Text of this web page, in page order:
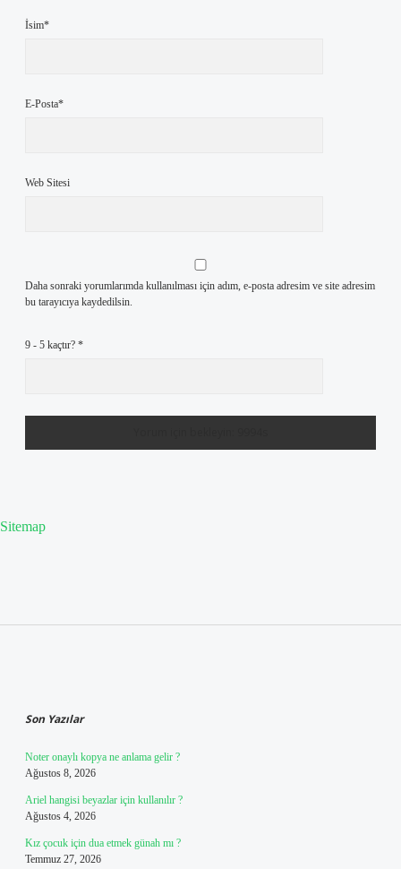
İsim*
E-Posta*
Web Sitesi
Daha sonraki yorumlarımda kullanılması için adım, e-posta adresim ve site adresim
bu tarayıcıya kaydedilsin.
9 - 5 kaçtır? *
Sitemap
Son Yazılar
Noter onaylı kopya ne anlama gelir ?
Ağustos 8, 2026
Ariel hangisi beyazlar için kullanılır ?
Ağustos 4, 2026
Kız çocuk için dua etmek günah mı ?
Temmuz 27, 2026